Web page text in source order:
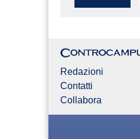
Redazioni
Contatti
Collabora